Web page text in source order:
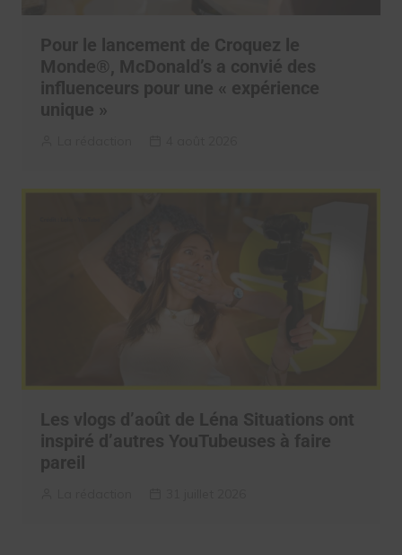
Pour le lancement de Croquez le
Monde®, McDonald’s a convié des
influenceurs pour une « expérience
unique »
Les vlogs d’août de Léna Situations ont
inspiré d’autres YouTubeuses à faire
pareil